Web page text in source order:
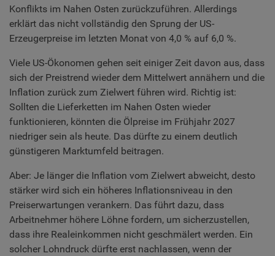
Konflikts im Nahen Osten zurückzuführen. Allerdings
erklärt das nicht vollständig den Sprung der US-
Erzeugerpreise im letzten Monat von 4,0 % auf 6,0 %.
Viele US-Ökonomen gehen seit einiger Zeit davon aus, dass
sich der Preistrend wieder dem Mittelwert annähern und die
Inflation zurück zum Zielwert führen wird. Richtig ist:
Sollten die Lieferketten im Nahen Osten wieder
funktionieren, könnten die Ölpreise im Frühjahr 2027
niedriger sein als heute. Das dürfte zu einem deutlich
günstigeren Marktumfeld beitragen.
Aber: Je länger die Inflation vom Zielwert abweicht, desto
stärker wird sich ein höheres Inflationsniveau in den
Preiserwartungen verankern. Das führt dazu, dass
Arbeitnehmer höhere Löhne fordern, um sicherzustellen,
dass ihre Realeinkommen nicht geschmälert werden. Ein
solcher Lohndruck dürfte erst nachlassen, wenn der